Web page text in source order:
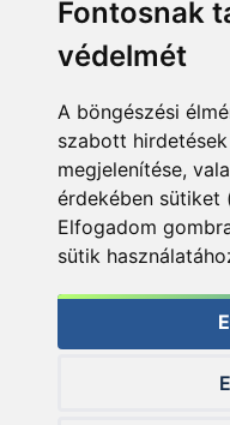
Fontosnak
védelmét
A böngészési
szabott
megjelenítése,
érdekében sütiket
Elfogadom
sütik